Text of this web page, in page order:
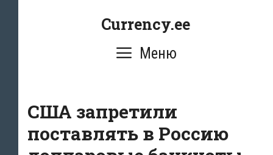
Currency.ee
Меню
США запретили
поставлять в Россию